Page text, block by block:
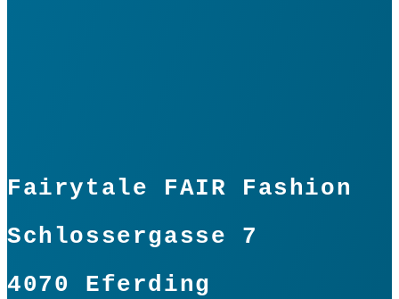
Fairytale FAIR Fashion
Schlossergasse 7
4070 Eferding